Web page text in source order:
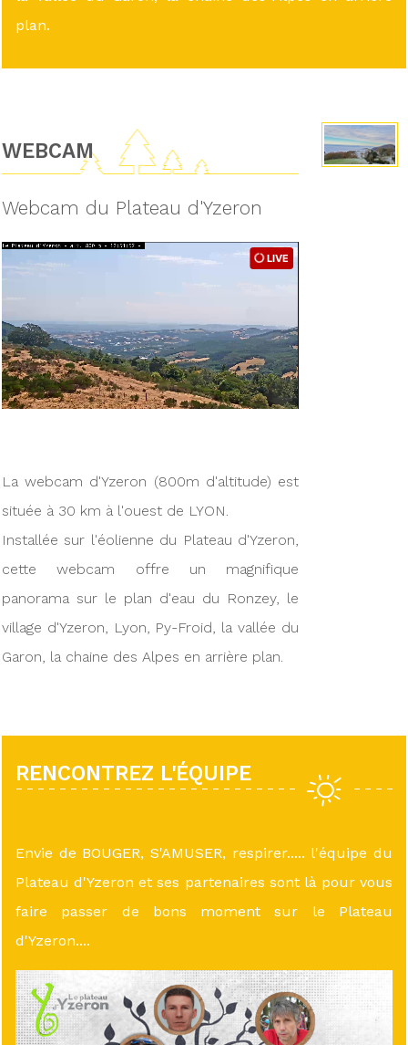
plan.
WEBCAM
Webcam du Plateau d'Yzeron
La webcam d'Yzeron (800m d'altitude) est
située à 30 km à l'ouest de LYON.
Installée sur l'éolienne du Plateau d'Yzeron,
cette webcam offre un magnifique
panorama sur le plan d'eau du Ronzey, le
village d'Yzeron, Lyon, Py-Froid, la vallée du
Garon, la chaine des Alpes en arrière plan.
RENCONTREZ L'ÉQUIPE
Envie de BOUGER, S'AMUSER, respirer..... l'équipe du
Plateau d'Yzeron et ses partenaires sont là pour vous
faire passer de bons moment sur le Plateau
d'Yzeron....